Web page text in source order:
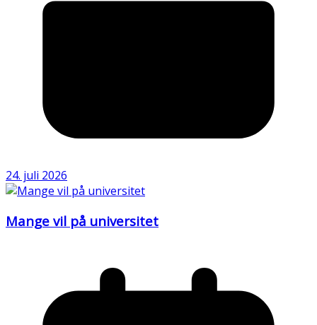
24. juli 2026
Mange vil på universitet